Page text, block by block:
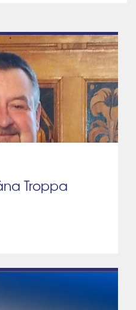
Troppa